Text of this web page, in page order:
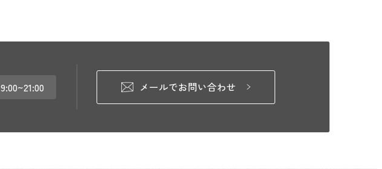
9:00~21:00 メールでお問い合わせ